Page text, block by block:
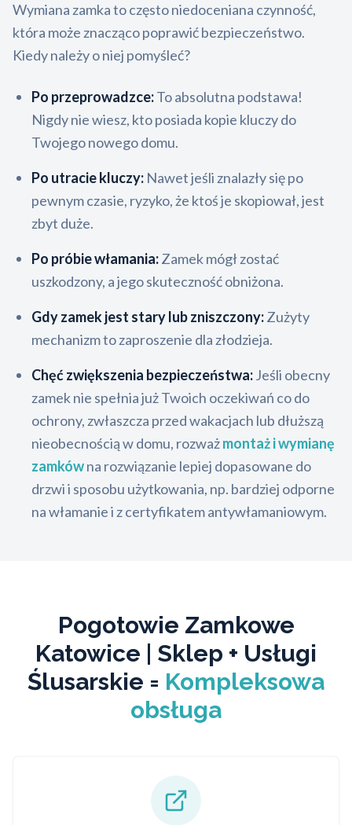
Wymiana zamka to często niedoceniana czynność,
która może znacząco poprawić bezpieczeństwo.
Kiedy należy o niej pomyśleć?
Po przeprowadzce:To absolutna podstawa!
Nigdy nie wiesz, kto posiada kopie kluczy do
Twojego nowego domu.
Po utracie kluczy: Nawet jeśli znalazły się po
pewnym czasie, ryzyko, że ktoś je skopiował, jest
zbyt duże.
Po próbie włamania:Zamek mógł zostać
uszkodzony, a jego skuteczność obniżona.
Gdy zamek jest stary lub zniszczony:Zużyty
mechanizm to zaproszenie dla złodzieja.
Chęć zwiększenia bezpieczeństwa:Jeśli obecny
zamek nie spełnia już Twoich oczekiwań co do
ochrony, zwłaszcza przed wakacjach lub dłuższą
nieobecnością w domu, rozważmontaż i wymianę
zamkówna rozwiązanie lepiej dopasowane do
drzwi i sposobu użytkowania, np. bardziej odporne
na włamanie i z certyfikatem antywłamaniowym.
Pogotowie Zamkowe
Katowice | Sklep + Usługi
Ślusarskie = Kompleksowa
obsługa